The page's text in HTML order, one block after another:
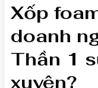
Xốp
doanh
Thần 1
xuyên?